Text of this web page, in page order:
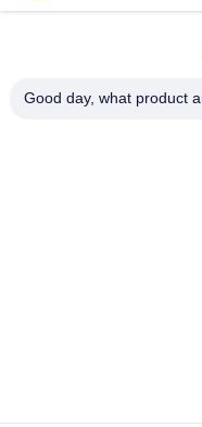
HPHT GEGEN DEF-Farbe
Synthetisches Karat SI1
Good day, what product